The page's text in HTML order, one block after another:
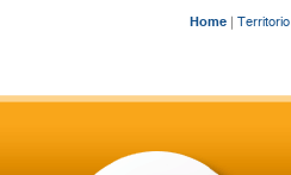
Home | Territorio